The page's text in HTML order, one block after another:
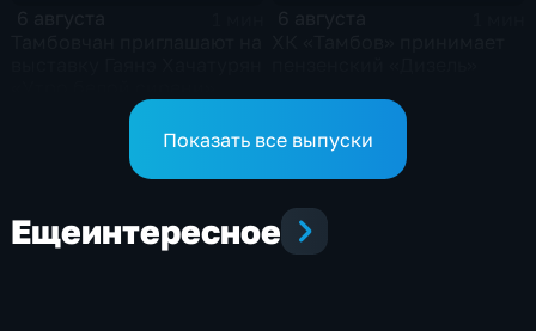
Показать все выпуски
Ещеинтересное